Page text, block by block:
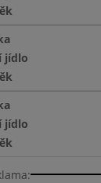
jídlo
jídlo